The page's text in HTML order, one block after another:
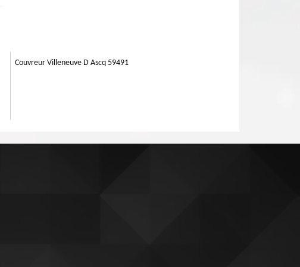
Couvreur Villeneuve D Ascq 59491